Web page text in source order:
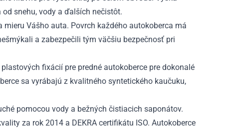
2008
2017
snehu, vody a ďalších nečistôt.
Vášho auta. Povrch každého autokoberca má
a zabezpečili tým väčšiu bezpečnosť pri
fixácií pre predné autokoberce pre dokonalé
sa vyrábajú z kvalitného syntetického kaučuku,
pomocou vody a bežných čistiacich saponátov.
za rok 2014 a DEKRA certifikátu ISO. Autokoberce